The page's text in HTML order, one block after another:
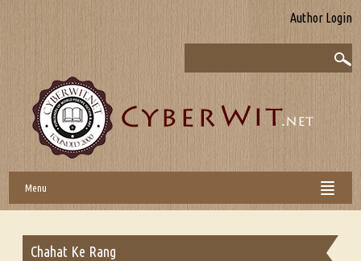
Author Login
Menu
Chahat Ke Rang